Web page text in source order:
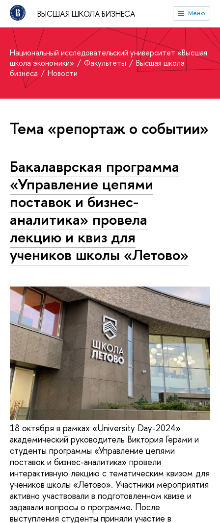
ВЫСШАЯ ШКОЛА БИЗНЕСА Меню
Национальный исследовательский университет «Высшая
школа экономики»
Факультеты
Высшая школа
бизнеса
Новости
Тема «репортаж о событии»
Бакалаврская программа
«Управление цепями
поставок и бизнес-
аналитика» провела
лекцию и квиз для
учеников школы «Летово»
18 октября в рамках «University Day-2024»
академический руководитель Виктория Герами и
студенты программы «Управление цепями
поставок и бизнес-аналитика» провели
интерактивную лекцию с тематическим квизом для
учеников школы «Летово». Участники мероприятия
активно участвовали в подготовленном квизе и
задавали вопросы о программе. После
выступления студенты приняли участие в